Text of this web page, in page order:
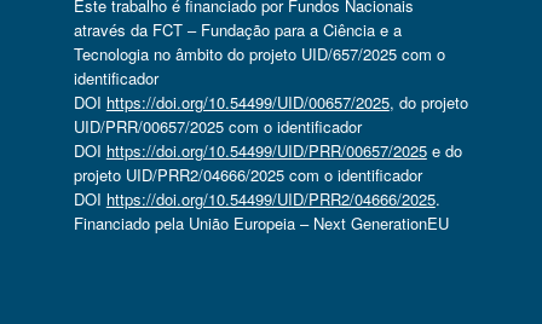
Este trabalho é financiado por Fundos Nacionais
através da FCT – Fundação para a Ciência e a
Tecnologia no âmbito do projeto UID/657/2025 com o
identificador
DOI https://doi.org/10.54499/UID/00657/2025, do projeto
UID/PRR/00657/2025 com o identificador
DOI https://doi.org/10.54499/UID/PRR/00657/2025e do
projeto UID/PRR2/04666/2025 com o identificador
DOI https://doi.org/10.54499/UID/PRR2/04666/2025.
Financiado pela União Europeia – Next GenerationEU